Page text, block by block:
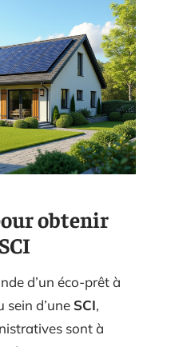
obtenir
d’un éco-prêt à
sein d’une SCI,
sont à